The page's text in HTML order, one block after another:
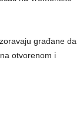
građane da
otvorenom i